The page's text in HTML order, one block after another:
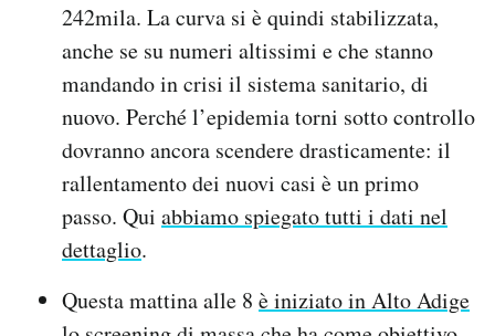
242mila. La curva si è quindi stabilizzata,
anche se su numeri altissimi e che stanno
mandando in crisi il sistema sanitario, di
nuovo. Perché l’epidemia torni sotto controllo
dovranno ancora scendere drasticamente: il
rallentamento dei nuovi casi è un primo
passo. Qui abbiamo spiegato tutti i dati nel
dettaglio.
Questa mattina alle 8 è iniziato in Alto Adige